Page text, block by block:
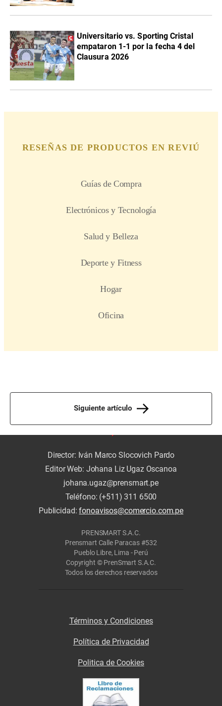
Universitario vs. Sporting Cristal
empataron 1-1 por la fecha 4 del
Clausura 2026
Siguiente artículo
Director: Iván Marco Slocovich Pardo
Editor Web: Johana Liz Ugaz Oscanoa
johana.ugaz@prensmart.pe
Teléfono: (+511) 311 6500
Publicidad:fonoavisos@comercio.com.pe
PRENSMART S.A.C.
Prensmart Calle Paracas #532
Pueblo Libre, Lima - Perú
Copyright © PrenSmart S.A.C.
Todos los derechos reservados
Términos y Condiciones
Política de Privacidad
Politica de Cookies